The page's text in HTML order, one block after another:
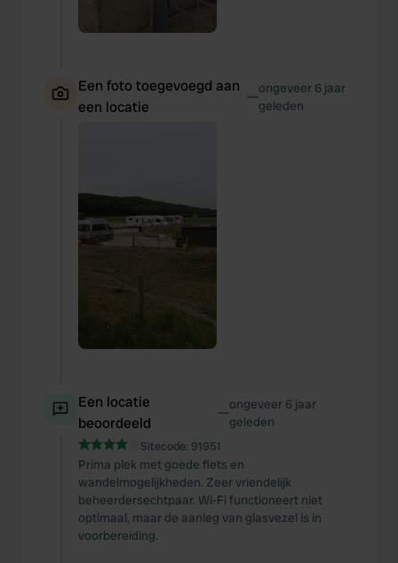
Een foto toegevoegd aan
een locatie
—ongeveer 6 jaar
geleden
Een locatie
beoordeeld
—ongeveer 6 jaar
geleden
Sitecode: 91951
Prima plek met goede fiets en
wandelmogelijkheden. Zeer vriendelijk
beheerdersechtpaar. Wi-Fi functioneert niet
optimaal, maar de aanleg van glasvezel is in
voorbereiding.